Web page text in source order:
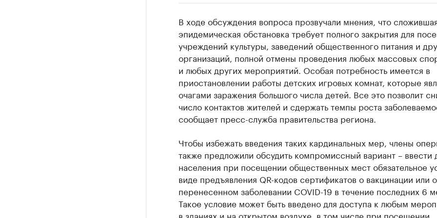
Крупные организации в нефтегазовой
Найдите и проверьте данные в каталоге
В ходе обсуждения вопроса прозвучали мнения, что
эпидемическая обстановка требует полного закрытия для
учреждений культуры, заведений общественного питания и
организаций, полной отмены проведения любых массовых
и любых других мероприятий. Особая потребность имеется в
приостановлении работы детских игровых комнат, которые
очагами заражения большого числа детей. Все это позволит
число контактов жителей и сдержать темпы роста
сообщает пресс-служба правительства региона.
Чтобы избежать введения таких кардинальных мер, члены
также предложили обсудить компромиссный вариант – ввести
населения при посещении общественных мест обязательное
виде предъявления QR-кодов сертификатов о вакцинации или о
перенесенном заболевании COVID-19 в течение последних 6
Такое условие может быть введено для доступа к любым
в зданиях и на открытом воздухе, в том числе при посещении